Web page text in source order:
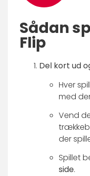
Sådan
Flip
Del kort ud
Hver
med
Vend
der
Spillet
side.